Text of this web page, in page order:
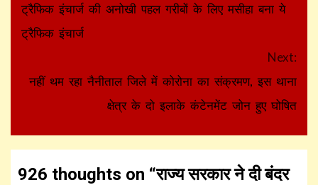
Reading
ट्रैफिक इंचार्ज की अनोखी पहल गरीबों के लिए मसीहा बना ये
ट्रैफिक इंचार्ज
Next:
नहीं थम रहा नैनीताल जिले में कोरोना का संक्रमण, इस थाना
क्षेत्र के दो इलाके कंटेनमेंट जोन हुए घोषित
926 thoughts on “राज्य सरकार ने दी बंदर